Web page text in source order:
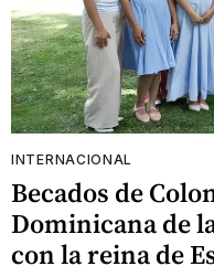
INTERNACIONAL
Becados de
Dominicana de
con la reina de